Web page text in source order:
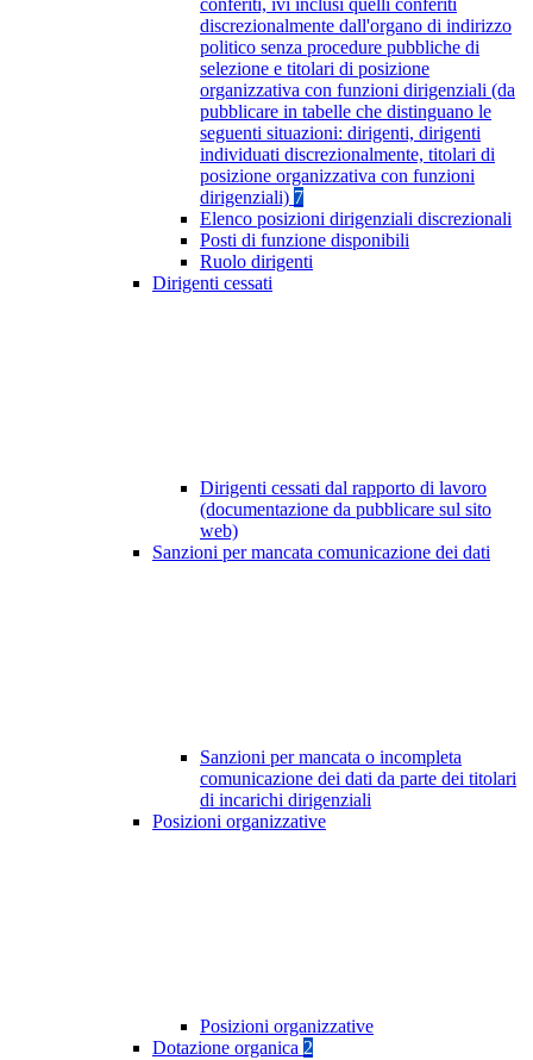
conferiti, ivi inclusi quelli conferiti
discrezionalmente dall'organo di indirizzo
politico senza procedure pubbliche di
selezione e titolari di posizione
organizzativa con funzioni dirigenziali (da
pubblicare in tabelle che distinguano le
seguenti situazioni: dirigenti, dirigenti
individuati discrezionalmente, titolari di
posizione organizzativa con funzioni
dirigenziali) 7
Elenco posizioni dirigenziali discrezionali
Posti di funzione disponibili
Ruolo dirigenti
Dirigenti cessati
Dirigenti cessati dal rapporto di lavoro
(documentazione da pubblicare sul sito
web)
Sanzioni per mancata comunicazione dei dati
Sanzioni per mancata o incompleta
comunicazione dei dati da parte dei titolari
di incarichi dirigenziali
Posizioni organizzative
Posizioni organizzative
Dotazione organica 2